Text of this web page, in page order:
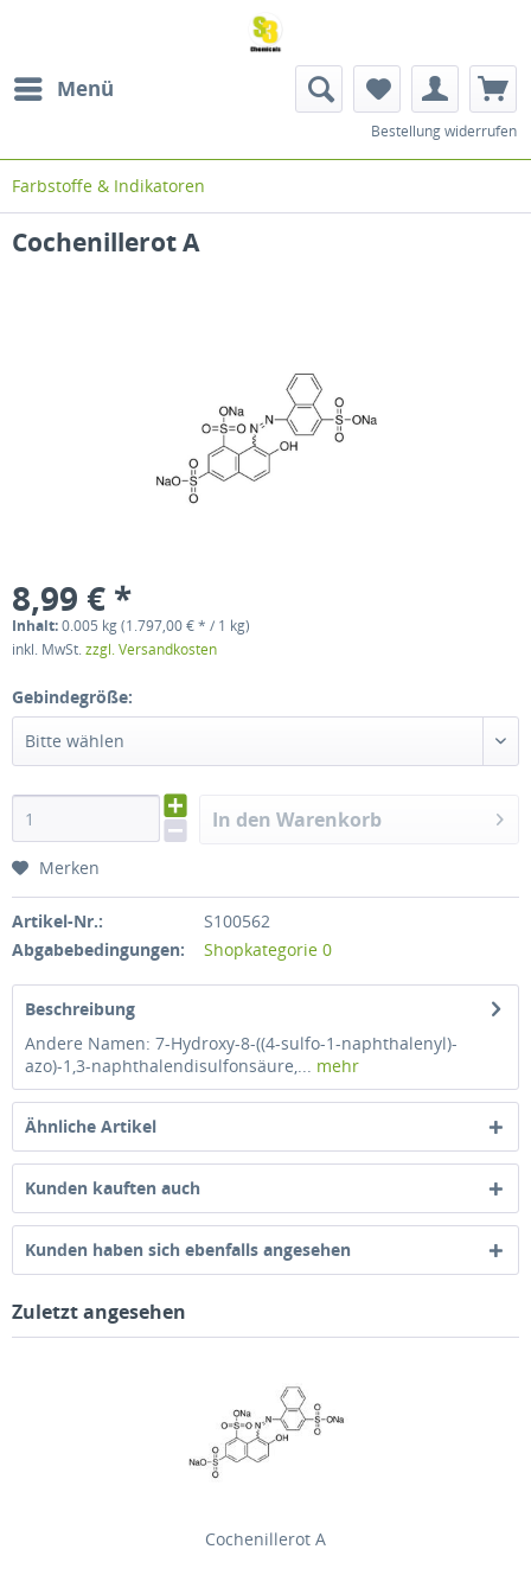
Menü
Bestellung widerrufen
Farbstoffe & Indikatoren
Cochenillerot A
8,99 € *
Inhalt:0.005 kg (1.797,00 € * / 1 kg)
inkl. MwSt.zzgl. Versandkosten
Gebindegröße:
Bitte wählen
In den Warenkorb
Merken
Artikel-Nr.:
S100562
Abgabebedingungen:
Shopkategorie 0
Beschreibung
Andere Namen: 7-Hydroxy-8-((4-sulfo-1-naphthalenyl)-
azo)-1,3-naphthalendisulfonsäure,... mehr
Ähnliche Artikel
Kunden kauften auch
Kunden haben sich ebenfalls angesehen
Zuletzt angesehen
Cochenillerot A